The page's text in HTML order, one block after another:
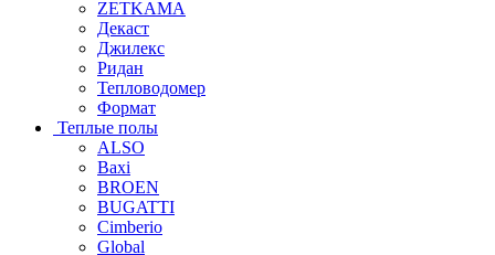
ZETKAMA
Декаст
Джилекс
Ридан
Тепловодомер
Формат
Теплые полы
ALSO
Baxi
BROEN
BUGATTI
Cimberio
Global